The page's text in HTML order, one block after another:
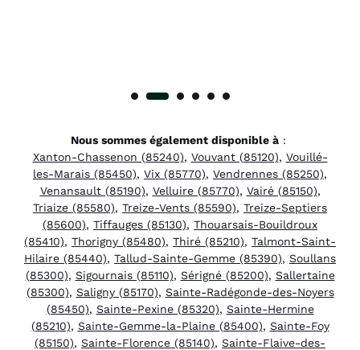
Nous sommes également disponible à:
Xanton-Chassenon (85240), Vouvant (85120), Vouillé-
les-Marais (85450), Vix (85770), Vendrennes (85250),
Venansault (85190), Velluire (85770), Vairé (85150),
Triaize (85580), Treize-Vents (85590), Treize-Septiers
(85600), Tiffauges (85130), Thouarsais-Bouildroux
(85410), Thorigny (85480), Thiré (85210), Talmont-Saint-
Hilaire (85440), Tallud-Sainte-Gemme (85390), Soullans
(85300), Sigournais (85110), Sérigné (85200), Sallertaine
(85300), Saligny (85170), Sainte-Radégonde-des-Noyers
(85450), Sainte-Pexine (85320), Sainte-Hermine
(85210), Sainte-Gemme-la-Plaine (85400), Sainte-Foy
(85150), Sainte-Florence (85140), Sainte-Flaive-des-